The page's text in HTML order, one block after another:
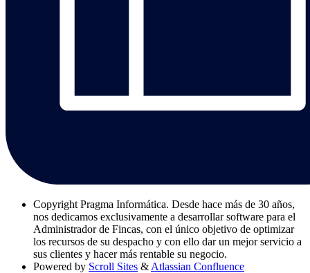
Copyright Pragma Informática. Desde hace más de 30 años,
nos dedicamos exclusivamente a desarrollar software para el
Administrador de Fincas, con el único objetivo de optimizar
los recursos de su despacho y con ello dar un mejor servicio a
sus clientes y hacer más rentable su negocio.
Powered by Scroll Sites & Atlassian Confluence